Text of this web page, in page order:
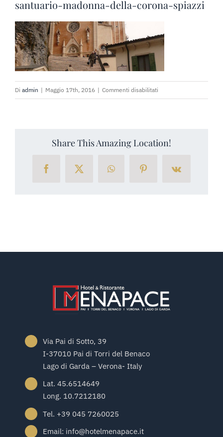
PRENOTA SUBITO
RICHIEDI PREVENTIVO
santuario-madonna-della-corona-spiazzi
Di admin | Maggio 17th, 2016 | Commenti disabilitati
santuario-
spiazzi
Share This Amazing Location!
FacebookX WhatsAppPinterestVk
Via Pai di Sotto, 39
I-37010 Pai di Torri del Benaco
Lago di Garda – Verona- Italy
Lat. 45.6514649
Long. 10.7212180
Tel. +39 045 7260025
Email: info@hotelmenapace.it